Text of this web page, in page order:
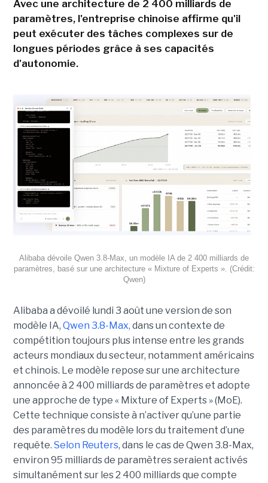
Avec une architecture de 2 400 milliards de
paramètres, l'entreprise chinoise affirme qu'il
peut exécuter des tâches complexes sur de
longues périodes grâce à ses capacités
d'autonomie.
Alibaba dévoile Qwen 3.8-Max, un modèle IA de 2 400 milliards de
paramètres, basé sur une architecture « Mixture of Experts ». (Crédit:
Qwen)
Alibaba a dévoilé lundi 3 août une version de son
modèle IA, Qwen 3.8-Max, dans un contexte de
compétition toujours plus intense entre les grands
acteurs mondiaux du secteur, notamment américains
et chinois. Le modèle repose sur une architecture
annoncée à 2 400 milliards de paramètres et adopte
une approche de type « Mixture of Experts » (MoE).
Cette technique consiste à n’activer qu’une partie
des paramètres du modèle lors du traitement d’une
requête. Selon Reuters, dans le cas de Qwen 3.8-Max,
environ 95 milliards de paramètres seraient activés
simultanément sur les 2 400 milliards que compte